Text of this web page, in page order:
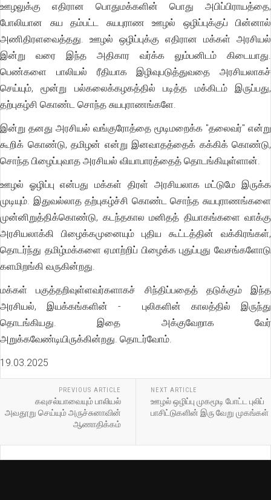
ஊழலுக்கு எதிரான பொதுமக்களின் பொது அபிப்பிராயத்தை,
போலியான சுய தம்பட்ட சுயபுராண ஊழல் ஒழிப்புக்குப் பின்னால்
அணிதிரளவைத்தது. ஊழல் ஒழிப்புக்கு எதிரான மக்கள் அரசியல்
இன்று வரை இந்த அதிகார வர்க்க லும்பனிடம் கிடையாது.
பெண்களை பாலியல் ரீதியாக இழிவுபடுத்துவதை அரசியலாகச்
செய்யும், மூன்று பல்கலைக்கழகத்தில் படித்த மக்கிடம் இருப்பது,
தற்புகழ்சி கொண்ட சொந்த சுயபுராணங்களே.
இன்று தனது அரசியல் வங்குரோத்தை மூடிமறைக்க "தலைவர்" என்று
கூறிக் கொண்டு, தமிழன் என்று இனவாதத்தைக் கக்கிக் கொண்டு,
சொந்த பிழைப்புவாத அரசியல் வியாபாரத்தைத் தொடங்கியுள்ளான்.
ஊழல் ஓழிப்பு என்பது மக்கள் திரள் அரசியலாக மட்டுமே இருக்க
முடியும். இதுவல்லாத தற்புகழ்ச்சி கொண்ட சொந்த சுயபுராணங்களை
முன்னிறுத்திக்கொண்டு, கடந்தகால மனிதத் தியாகங்களை வாக்கு
அரசியலாக்கி பிழைக்கமுனையும் புதிய கூட்டத்தின் வக்கிரங்கள்,
தொடர்ந்து தமிழ்மக்களை ஏமாற்றிப் பிழைக்க புதுப்புது வேசங்களோடு
களமிறங்கி வருகின்றது.
மக்கள் பகுத்தறிவுள்ளவர்களாகச் சிந்திப்பதைத் தடுக்கும் இந்த
அரசியல், இயக்கங்களின் - புலிகளின் காலத்தில் இருந்து
தொடங்கியது. இதை அக்குவேறாக வேர்
அறுக்கவேண்டியிருக்கின்றது. தொடர்வோம்.
19.03.2025
PREVIOUS ARTICLE
கவுசல்யாவையும் பாலியல்
அவதூறு செய்யும் அருச்சுனாவின்
ஆணாதிக்கம்
NEXT ARTICLE
ஊழல் ஒழிப்பு முகமூடி போட்ட புலிப்
பாசிட்டுகளின் இரு வேறு முகங்கள்